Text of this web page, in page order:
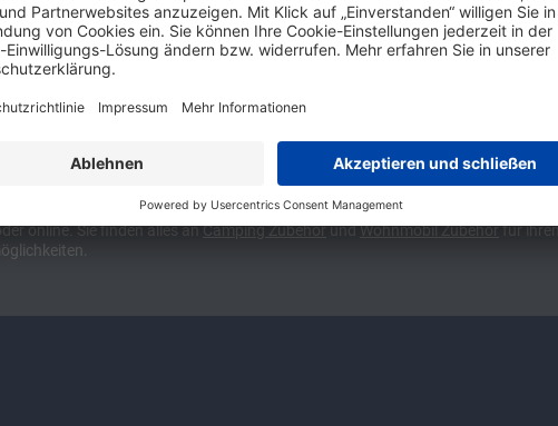
und Stuttgart, 10 Minuten vor der Stadtgrenze Münchens, Ausfahrt
kompakte Camper Vans, oder den puren Luxus. Ob Caravan oder
Camping und Caravaning! Wohnmobilverkauf und Wohnwagenverkauf
online. Sie finden alles anCampingZubehörundWohnmobil Zubehörfür